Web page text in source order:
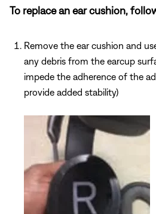
To replace an ear cushion,
Remove the ear cushion and
any debris from the earcup
impede the adherence of the
provide added stability)